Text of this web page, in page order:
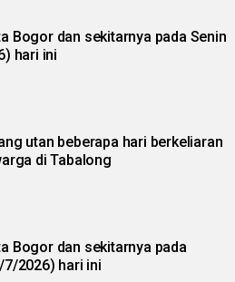
Bogor dan sekitarnya pada Senin
hari ini
utan beberapa hari berkeliaran
di Tabalong
Bogor dan sekitarnya pada
7/2026) hari ini